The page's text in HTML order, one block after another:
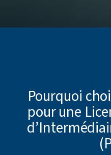
Pourquoi
pour une